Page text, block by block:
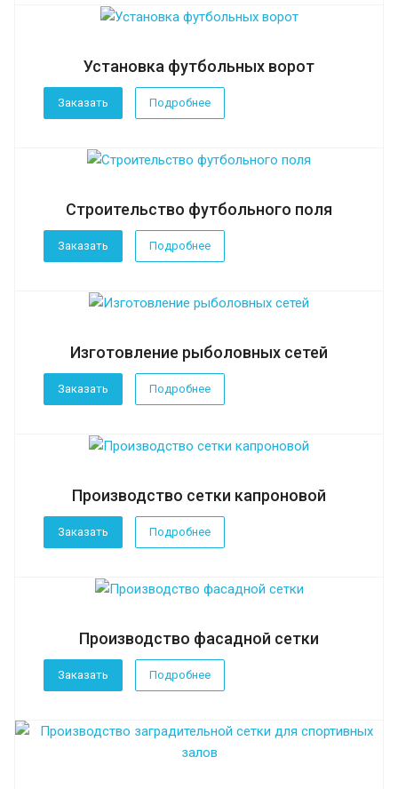
Установка футбольных ворот
Заказать Подробнее
Строительство футбольного поля
Заказать Подробнее
Изготовление рыболовных сетей
Заказать Подробнее
Производство сетки капроновой
Заказать Подробнее
Производство фасадной сетки
Заказать Подробнее